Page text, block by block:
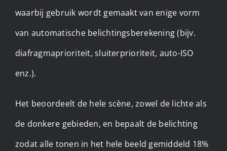
waarbij gebruik wordt gemaakt van enige vorm
van automatische belichtingsberekening (bijv.
diafragmaprioriteit, sluiterprioriteit, auto-ISO
enz.).
Het beoordeelt de hele scène, zowel de lichte als
de donkere gebieden, en bepaalt de belichting
zodat alle tonen in het hele beeld gemiddeld 18%